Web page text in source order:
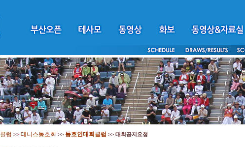
클럽 >> 테니스동호회 >> 동호인대회클럽 >> 대회공지요청